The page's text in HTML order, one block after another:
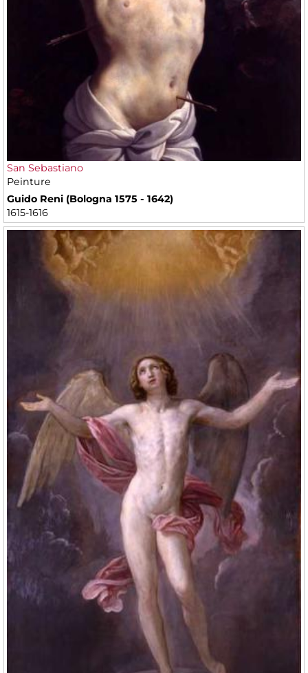
San Sebastiano
Peinture
Guido Reni (Bologna 1575 - 1642)
1615-1616